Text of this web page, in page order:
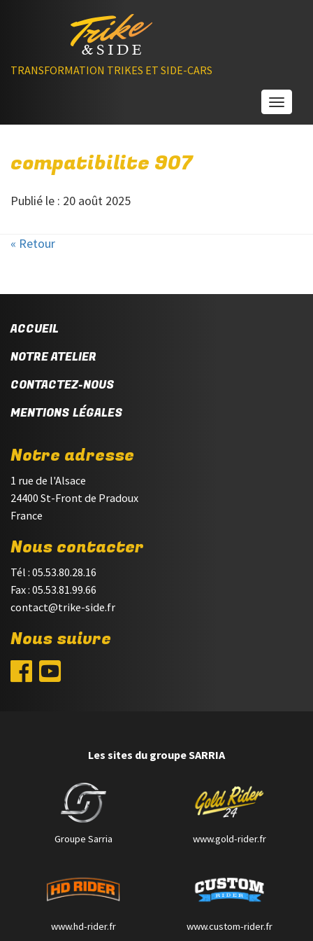
TRANSFORMATION TRIKES ET SIDE-CARS
compatibilite 907
Publié le : 20 août 2025
« Retour
ACCUEIL
NOTRE ATELIER
CONTACTEZ-NOUS
MENTIONS LÉGALES
Notre adresse
1 rue de l'Alsace
24400 St-Front de Pradoux
France
Nous contacter
Tél : 05.53.80.28.16
Fax : 05.53.81.99.66
contact@trike-side.fr
Nous suivre
Les sites du groupe SARRIA
Groupe Sarria www.gold-rider.fr
www.hd-rider.fr www.custom-rider.fr